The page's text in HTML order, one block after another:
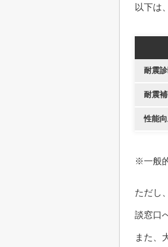
以下は
耐震
耐震
性能
※一般
ただし
談窓口
また、